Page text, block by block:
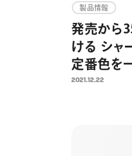
製品情報
発売から
ける シャ
定番色を
月28日（
2021.12.22